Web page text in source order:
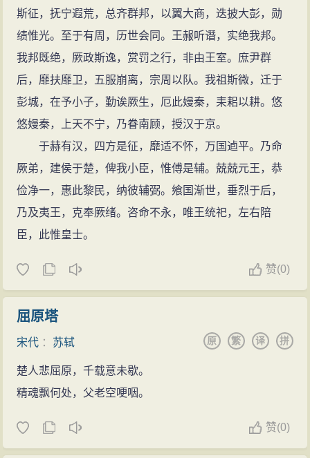
斯征，抚宁遐荒，总齐群邦，以翼大商，迭披大彭，勋
绩惟光。至于有周，历世会同。王赧听谮，实绝我邦。
我邦既绝，厥政斯逸，赏罚之行，非由王室。庶尹群
后，靡扶靡卫，五服崩离，宗周以队。我祖斯微，迁于
彭城，在予小子，勤诶厥生，厄此嫚秦，耒耜以耕。悠
悠嫚秦，上天不宁，乃眷南顾，授汉于京。
于赫有汉，四方是征，靡适不怀，万国逌平。乃命
厥弟，建侯于楚，俾我小臣，惟傅是辅。兢兢元王，恭
俭净一，惠此黎民，纳彼辅弼。飨国渐世，垂烈于后，
乃及夷王，克奉厥绪。咨命不永，唯王统祀，左右陪
臣，此惟皇士。
赞(0)
屈原塔
宋代 ： 苏轼 拼
译
繁
原
楚人悲屈原，千载意未歇。
精魂飘何处，父老空哽咽。
赞(0)